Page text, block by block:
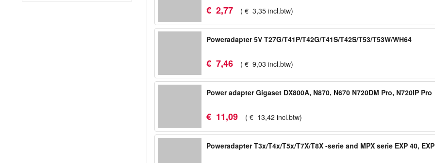
€ 2,77 ( € 3,35 incl.btw)
Poweradapter 5V T27G/T41P/T42G/T41S/T42S/T53/T53W/WH64
€ 7,46 ( € 9,03 incl.btw)
Power adapter Gigaset DX800A, N870, N670 N720DM Pro, N720IP Pro
€ 11,09 ( € 13,42 incl.btw)
Poweradapter T3x/T4x/T5x/T7X/T8X -serie and MPX serie EXP 40,